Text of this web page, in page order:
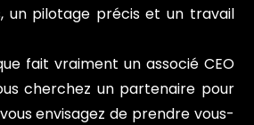
un pilotage précis et un travail
fait vraiment un associé CEO
cherchez un partenaire pour
envisagez de prendre vous-